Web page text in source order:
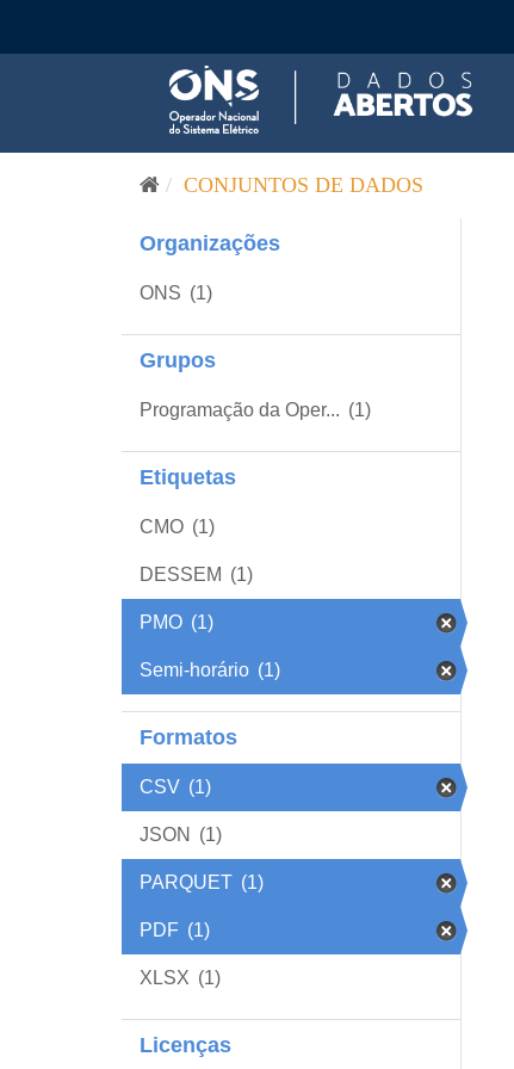
CONJUNTOS DE DADOS
Organizações
ONS (1)
Grupos
Programação da Oper... (1)
Etiquetas
CMO (1)
DESSEM (1)
PMO (1)
Semi-horário (1)
Formatos
CSV (1)
JSON (1)
PARQUET (1)
PDF (1)
XLSX (1)
Licenças